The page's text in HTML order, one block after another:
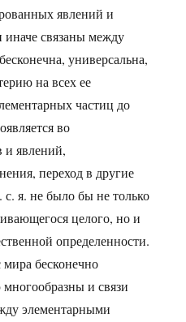
явлений и
иначе связаны между
универсальна,
на всех ее
частиц до
во
и явлений,
переход в другие
я. не было бы не только
целого, но и
определенности.
бесконечно
и связи
элементарными